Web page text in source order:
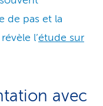
de pas et la
l’étude sur
avec